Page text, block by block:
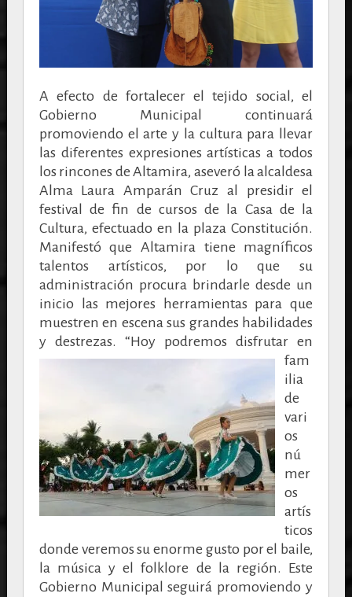
A efecto de fortalecer el tejido social, el
Gobierno Municipal continuará
promoviendo el arte y la cultura para llevar
las diferentes expresiones artísticas a todos
los rincones de Altamira, aseveró la alcaldesa
Alma Laura Amparán Cruz al presidir el
festival de fin de cursos de la Casa de la
Cultura, efectuado en la plaza Constitución.
Manifestó que Altamira tiene magníficos
talentos artísticos, por lo que su
administración procura brindarle desde un
inicio las mejores herramientas para que
muestren en escena sus grandes habilidades
y destrezas. “Hoy podremos disfrutar en
fam
ilia
de
vari
os
nú
mer
os
artís
ticos
donde veremos su enorme gusto por el baile,
la música y el folklore de la región. Este
Gobierno Municipal seguirá promoviendo y